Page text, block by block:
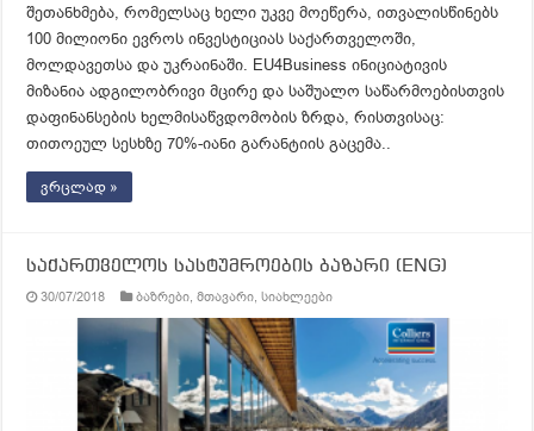
შეთანხმება, რომელსაც ხელი უკვე მოეწერა, ითვალისწინებს
100 მილიონი ევროს ინვესტიციას საქართველოში,
მოლდავეთსა და უკრაინაში. EU4Business ინიციატივის
მიზანია ადგილობრივი მცირე და საშუალო საწარმოებისთვის
დაფინანსების ხელმისაწვდომობის ზრდა, რისთვისაც:
თითოეულ სესხზე 70%-იანი გარანტიის გაცემა..
ვრცლად »
საქართველოს სასტუმროების ბაზარი (ENG)
30/07/2018 ბაზრები,მთავარი,სიახლეები